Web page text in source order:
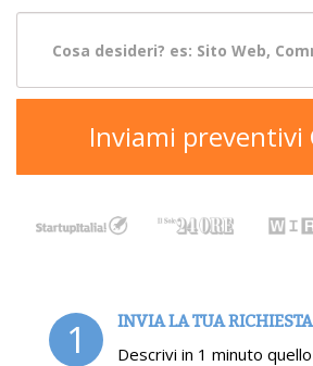
Inviami preventivi
1 INVIA LA TUA RICHIESTA
Descrivi in 1 minuto